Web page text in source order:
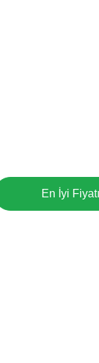
En İyi